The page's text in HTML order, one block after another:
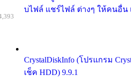
บไฟล์ แชร์ไฟล์ ต่างๆ ให้คนอื่น
CrystalDiskInfo (โปรแกรม
เช็ค HDD) 9.9.1